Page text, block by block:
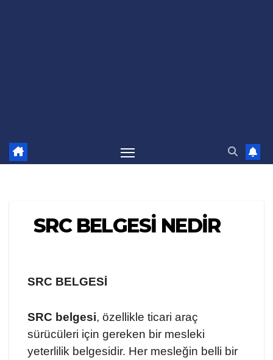
SRC BELGESİ NEDİR
SRC BELGESİ
SRC belgesi, özellikle ticari araç
sürücüleri için gereken bir mesleki
yeterlilik belgesidir. Her mesleğin belli bir